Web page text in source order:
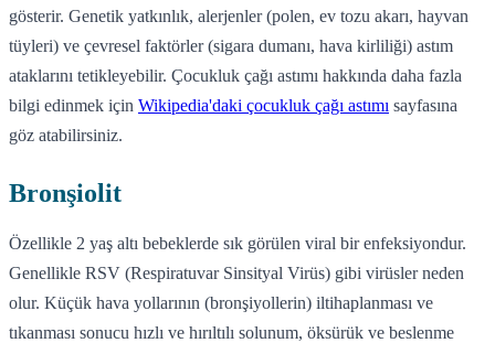
gösterir. Genetik yatkınlık, alerjenler (polen, ev tozu akarı, hayvan
tüyleri) ve çevresel faktörler (sigara dumanı, hava kirliliği) astım
ataklarını tetikleyebilir. Çocukluk çağı astımı hakkında daha fazla
bilgi edinmek için Wikipedia'daki çocukluk çağı astımı sayfasına
göz atabilirsiniz.
Bronşiolit
Özellikle 2 yaş altı bebeklerde sık görülen viral bir enfeksiyondur.
Genellikle RSV (Respiratuvar Sinsityal Virüs) gibi virüsler neden
olur. Küçük hava yollarının (bronşiyollerin) iltihaplanması ve
tıkanması sonucu hızlı ve hırıltılı solunum, öksürük ve beslenme